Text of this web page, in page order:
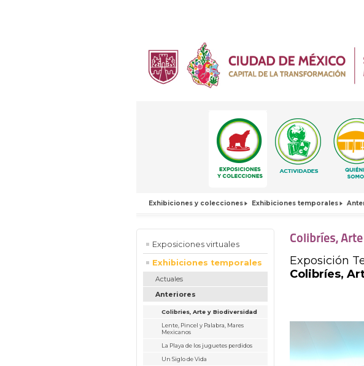
Exhibiciones y colecciones Exhibiciones temporales
Exposiciones virtuales
Exhibiciones temporales
Actuales
Anteriores
Colibries, Arte y Biodiversidad
Lente, Pincel y Palabra, Mares
Mexicanos
La Playa de los juguetes perdidos
Un Siglo de Vida
Colibríes,
Exposición
Colibríes,